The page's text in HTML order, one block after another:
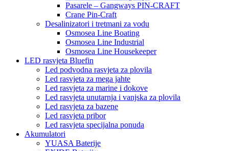
Pasarele – Gangways PIN-CRAFT
Crane Pin-Craft
Desalinizatori i tretmani za vodu
Osmosea Line Boating
Osmosea Line Industrial
Osmosea Line Housekeeper
LED rasvjeta Bluefin
Led podvodna rasvjeta za plovila
Led rasvjeta za mega jahte
Led rasvjeta za marine i dokove
Led rasvjeta unutarnja i vanjska za plovila
Led rasvjeta za bazene
Led rasvjeta pribor
Led rasvjeta specijalna ponuda
Akumulatori
YUASA Baterije